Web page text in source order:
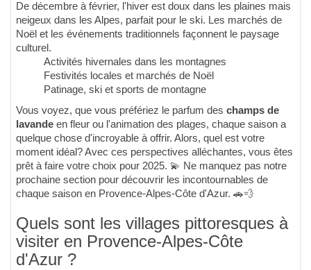
De décembre à février, l'hiver est doux dans les plaines mais
neigeux dans les Alpes, parfait pour le ski. Les marchés de
Noël et les événements traditionnels façonnent le paysage
culturel.
Activités hivernales dans les montagnes
Festivités locales et marchés de Noël
Patinage, ski et sports de montagne
Vous voyez, que vous préfériez le parfum des champs de
lavande en fleur ou l'animation des plages, chaque saison a
quelque chose d'incroyable à offrir. Alors, quel est votre
moment idéal? Avec ces perspectives alléchantes, vous êtes
prêt à faire votre choix pour 2025. 💫 Ne manquez pas notre
prochaine section pour découvrir les incontournables de
chaque saison en Provence-Alpes-Côte d'Azur. 🚗💨
Quels sont les villages pittoresques à
visiter en Provence-Alpes-Côte
d'Azur ?